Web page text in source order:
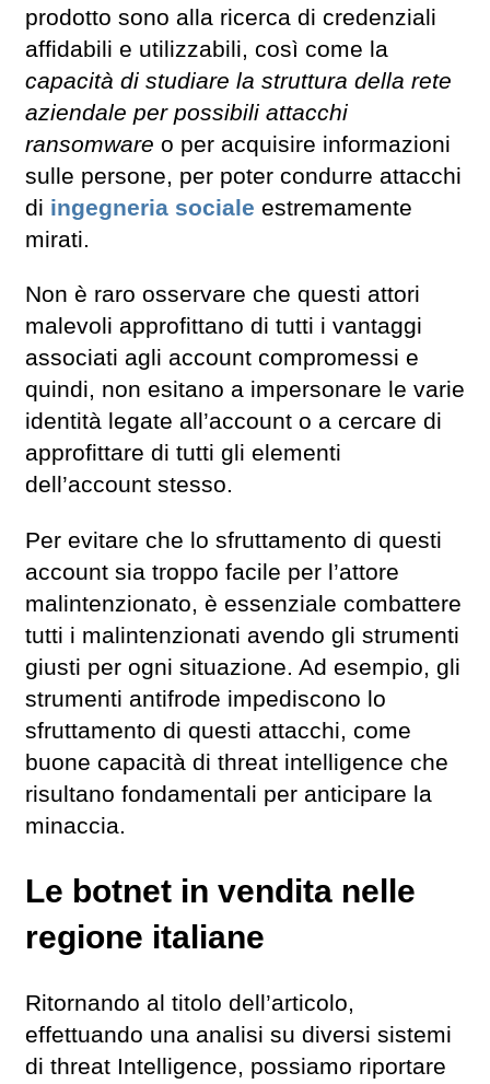
prodotto sono alla ricerca di credenziali
affidabili e utilizzabili, così come la
capacità di studiare la struttura della rete
aziendale per possibili attacchi
ransomware o per acquisire informazioni
sulle persone, per poter condurre attacchi
di ingegneria sociale estremamente
mirati.
Non è raro osservare che questi attori
malevoli approfittano di tutti i vantaggi
associati agli account compromessi e
quindi, non esitano a impersonare le varie
identità legate all’account o a cercare di
approfittare di tutti gli elementi
dell’account stesso.
Per evitare che lo sfruttamento di questi
account sia troppo facile per l’attore
malintenzionato, è essenziale combattere
tutti i malintenzionati avendo gli strumenti
giusti per ogni situazione. Ad esempio, gli
strumenti antifrode impediscono lo
sfruttamento di questi attacchi, come
buone capacità di threat intelligence che
risultano fondamentali per anticipare la
minaccia.
Le botnet in vendita nelle
regione italiane
Ritornando al titolo dell’articolo,
effettuando una analisi su diversi sistemi
di threat Intelligence, possiamo riportare